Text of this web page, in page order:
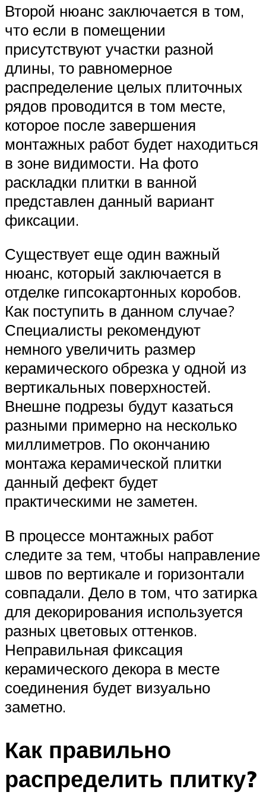
Второй нюанс заключается в том,
что если в помещении
присутствуют участки разной
длины, то равномерное
распределение целых плиточных
рядов проводится в том месте,
которое после завершения
монтажных работ будет находиться
в зоне видимости. На фото
раскладки плитки в ванной
представлен данный вариант
фиксации.
Существует еще один важный
нюанс, который заключается в
отделке гипсокартонных коробов.
Как поступить в данном случае?
Специалисты рекомендуют
немного увеличить размер
керамического обрезка у одной из
вертикальных поверхностей.
Внешне подрезы будут казаться
разными примерно на несколько
миллиметров. По окончанию
монтажа керамической плитки
данный дефект будет
практическими не заметен.
В процессе монтажных работ
следите за тем, чтобы направление
швов по вертикале и горизонтали
совпадали. Дело в том, что затирка
для декорирования используется
разных цветовых оттенков.
Неправильная фиксация
керамического декора в месте
соединения будет визуально
заметно.
Как правильно
распределить плитку?